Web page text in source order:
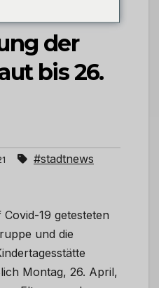
der
bis 26.
#stadtnews
19 getesteten
und die
Montag, 26. April,